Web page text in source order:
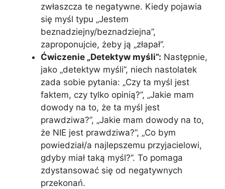
zwłaszcza te negatywne. Kiedy pojawia
się myśl typu „Jestem
beznadziejny/beznadziejna”,
zaproponujcie, żeby ją „złapał”.
Ćwiczenie „Detektyw myśli”: Następnie,
jako „detektyw myśli”, niech nastolatek
zada sobie pytania: „Czy ta myśl jest
faktem, czy tylko opinią?”, „Jakie mam
dowody na to, że ta myśl jest
prawdziwa?”, „Jakie mam dowody na to,
że NIE jest prawdziwa?”, „Co bym
powiedział/a najlepszemu przyjacielowi,
gdyby miał taką myśl?”. To pomaga
zdystansować się od negatywnych
przekonań.